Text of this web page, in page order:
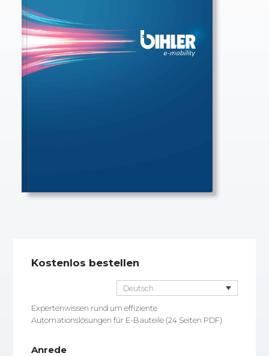
Kostenlos bestellen
Deutsch
Expertenwissen rund um effiziente
Automationslösungen für E-Bauteile (24 Seiten PDF)
Anrede